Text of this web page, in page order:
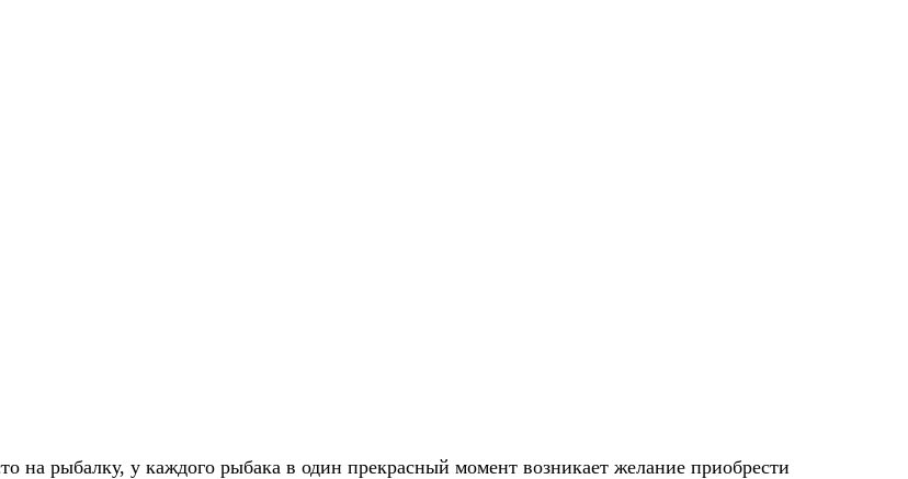
на рыбалку, у каждого рыбака в один прекрасный момент возникает желание приобрести